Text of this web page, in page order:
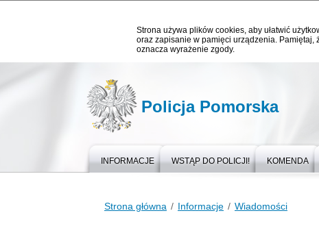
Strona używa plików cookies, aby ułatwić
oraz zapisanie w pamięci urządzenia.
oznacza wyrażenie zgody.
Policja Pomorska
INFORMACJE WSTĄP DO POLICJI! KOMENDA
Strona główna Informacje Wiadomości